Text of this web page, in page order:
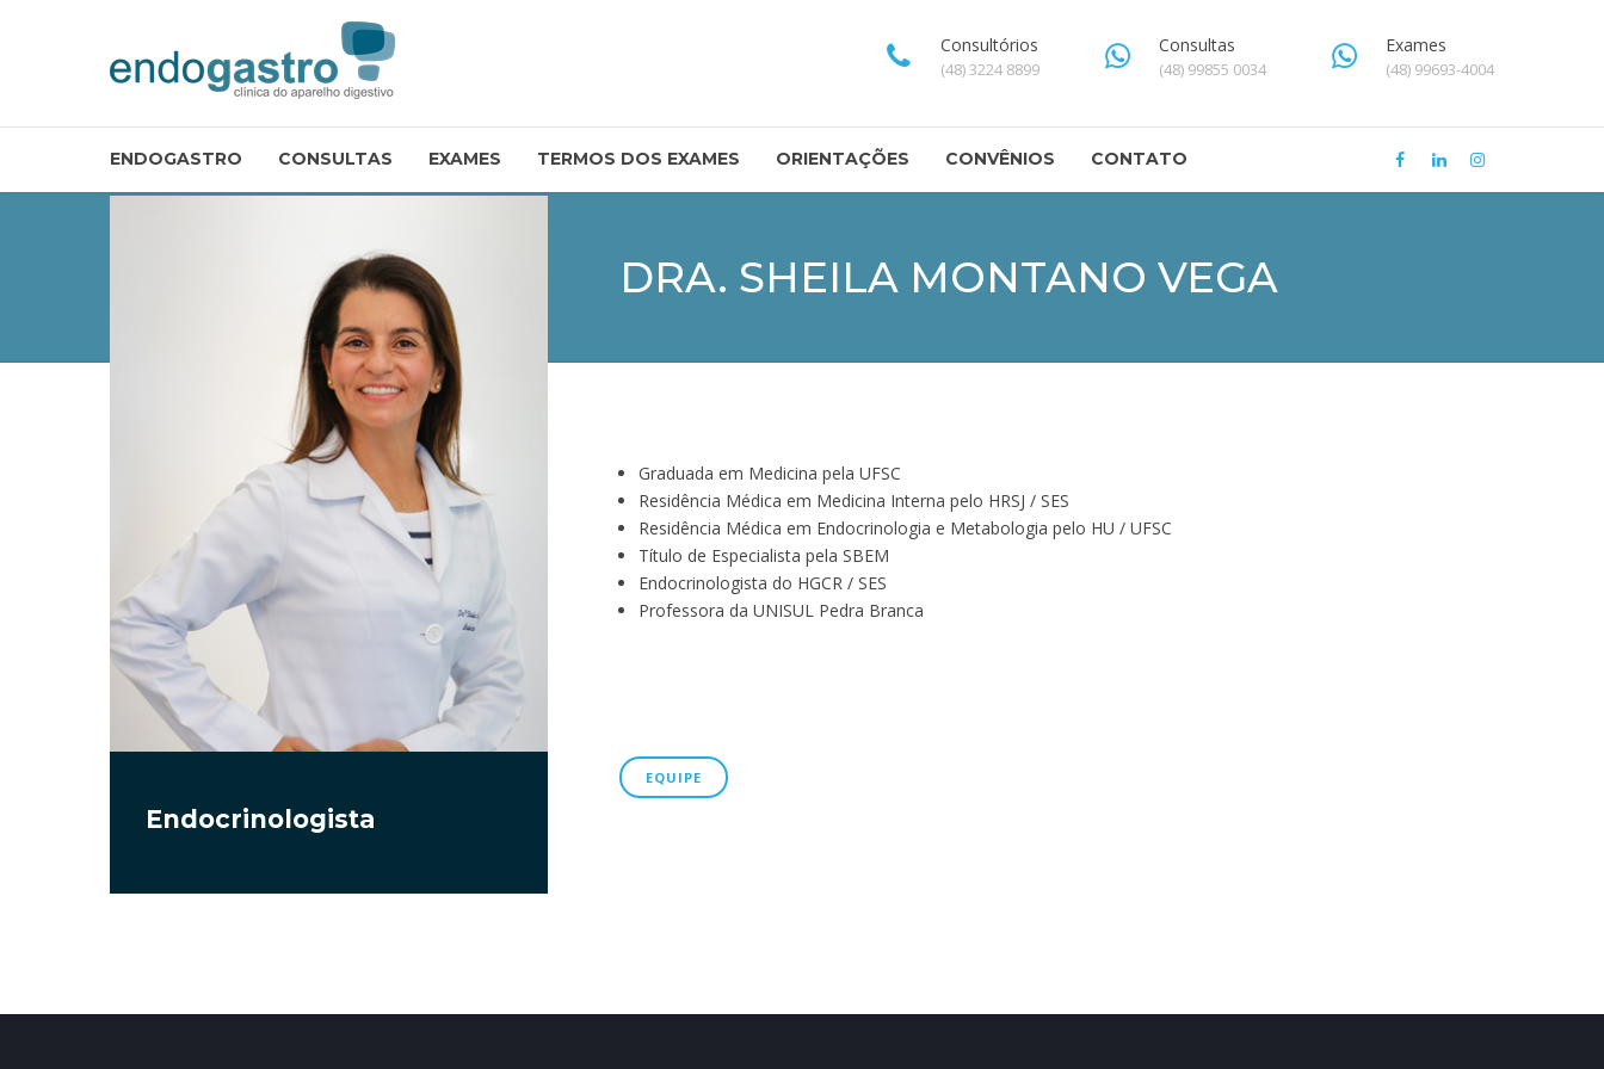
Consultórios
(48) 3224 8899
Consultas
(48) 99855 0034
Exames
(48) 99693-4004
ENDOGASTRO CONSULTAS EXAMES TERMOS DOS EXAMES ORIENTAÇÕES CONVÊNIOS CONTATO
DRA. SHEILA MONTANO VEGA
Endocrinologista
Graduada em Medicina pela UFSC
Residência Médica em Medicina Interna pelo HRSJ / SES
Residência Médica em Endocrinologia e Metabologia pelo HU / UFSC
Título de Especialista pela SBEM
Endocrinologista do HGCR / SES
Professora da UNISUL Pedra Branca
EQUIPE